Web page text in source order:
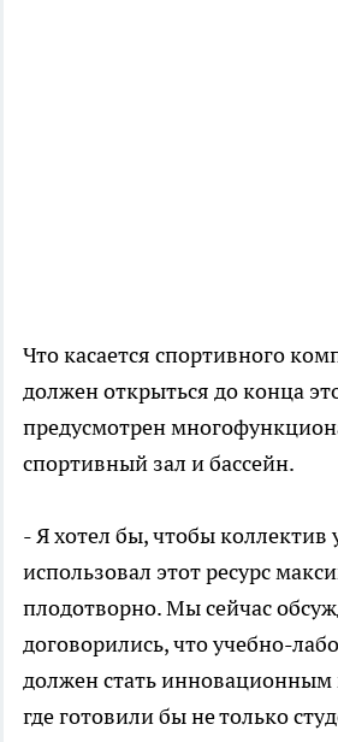
Что касается спортивного
должен открыться до конца
предусмотрен
спортивный зал и бассейн.
- Я хотел бы, чтобы коллектив
использовал этот ресурс
плодотворно. Мы сейчас
договорились, что учебно-
должен стать
где готовили бы не только